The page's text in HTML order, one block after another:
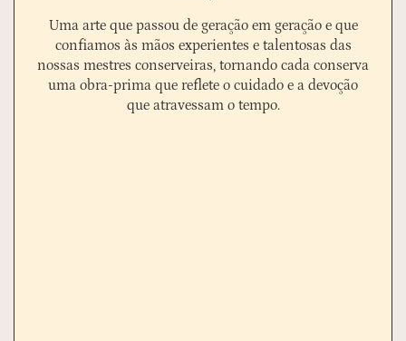
Uma arte que passou de geração em geração e que
confiamos às mãos experientes e talentosas das
nossas mestres conserveiras, tornando cada conserva
uma obra-prima que reflete o cuidado e a devoção
que atravessam o tempo.